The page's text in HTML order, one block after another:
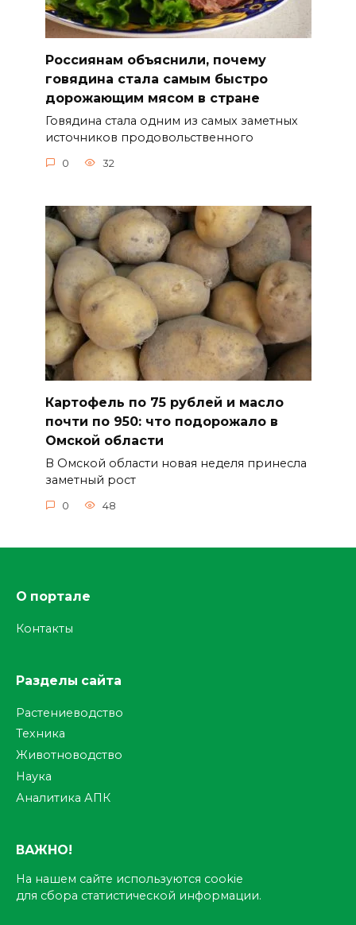
Россиянам объяснили, почему
говядина стала самым быстро
дорожающим мясом в стране
Говядина стала одним из самых заметных
источников продовольственного
0 32
Картофель по 75 рублей и масло
почти по 950: что подорожало в
Омской области
В Омской области новая неделя принесла
заметный рост
0 48
О портале
Контакты
Разделы сайта
Растениеводство
Техника
Животноводство
Наука
Аналитика АПК
ВАЖНО!
На нашем сайте используются cookie
для сбора статистической информации.